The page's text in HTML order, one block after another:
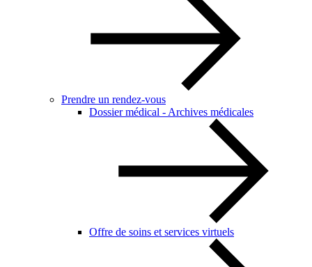
Prendre un rendez-vous
Dossier médical - Archives médicales
Offre de soins et services virtuels